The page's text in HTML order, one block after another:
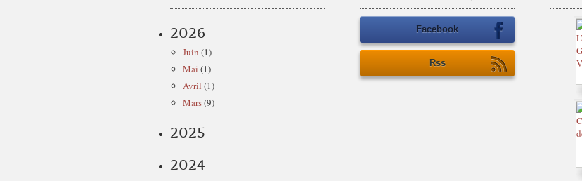
2026
Juin (1)
Mai (1)
Avril (1)
Mars(9)
2025
2024
Facebook
Rss